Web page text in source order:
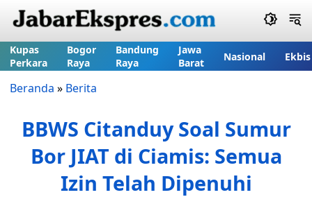
Kupas
Perkara
Bogor
Raya
Bandung
Raya
Jawa
Barat
Nasional Ekbis
Beranda » Berita
BBWS Citanduy Soal Sumur
Bor JIAT di Ciamis: Semua
Izin Telah Dipenuhi